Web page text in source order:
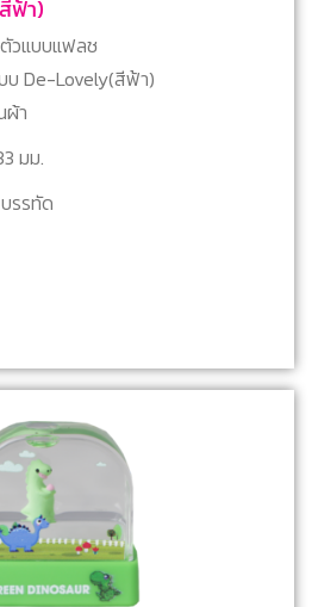
ฟ้า)
ตัวแบบแฟลช
บ De-Lovely(สีฟ้า)
ผ้า
มม.
รรทัด